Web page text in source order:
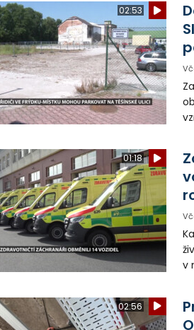
02:53
01:18
v
02:56